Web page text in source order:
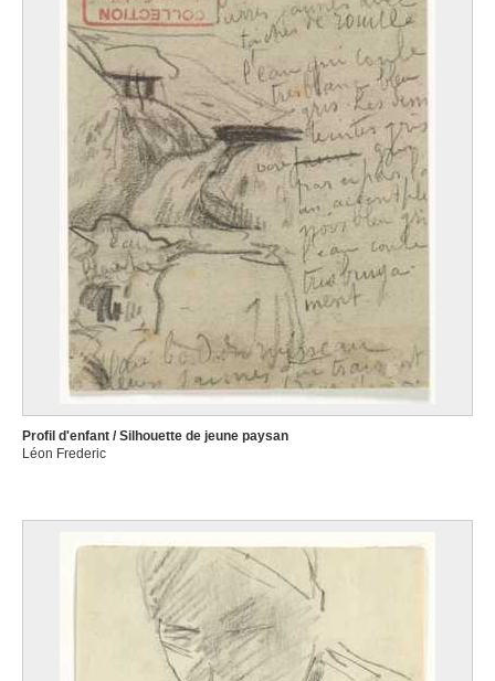
Profil d'enfant / Silhouette de jeune paysan
Léon Frederic